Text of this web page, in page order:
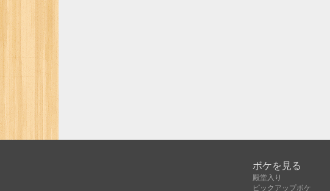
ボケを見る
殿堂入り
ピックアップボケ